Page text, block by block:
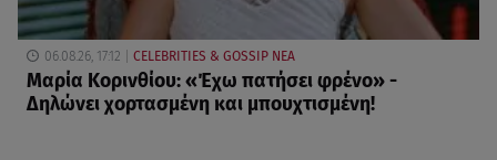
06.08.26, 17:12 CELEBRITIES & GOSSIP ΝΕΑ
Μαρία Κορινθίου: «Έχω πατήσει φρένο» -
Δηλώνει χορτασμένη και μπουχτισμένη!